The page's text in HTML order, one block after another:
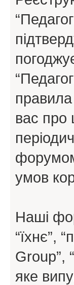
вас про
умов
Наші
“їхнє”,
Group”,
яке